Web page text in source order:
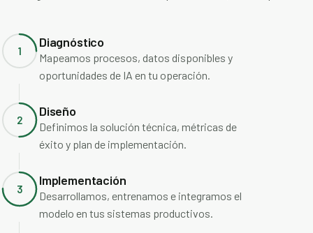
1
Diagnóstico
Mapeamos procesos, datos disponibles y
oportunidades de IA en tu operación.
2
Diseño
Definimos la solución técnica, métricas de
éxito y plan de implementación.
3
Implementación
Desarrollamos, entrenamos e integramos el
modelo en tus sistemas productivos.